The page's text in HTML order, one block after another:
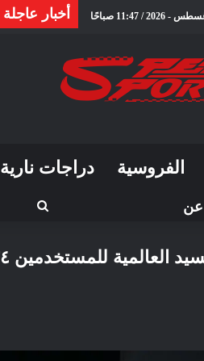
أخبار عاجلة
الفروسية دراجات نارية
بحث